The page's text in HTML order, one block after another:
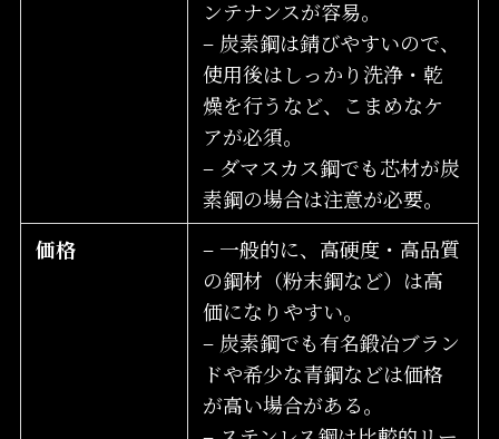
ンテナンスが容易。
– 炭素鋼は錆びやすいので、
使用後はしっかり洗浄・乾
燥を行うなど、こまめなケ
アが必須。
– ダマスカス鋼でも芯材が炭
素鋼の場合は注意が必要。
価格
– 一般的に、高硬度・高品質
の鋼材（粉末鋼など）は高
価になりやすい。
– 炭素鋼でも有名鍛冶ブラン
ドや希少な青鋼などは価格
が高い場合がある。